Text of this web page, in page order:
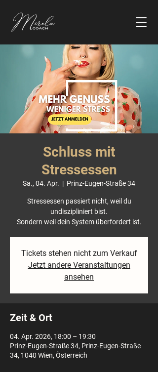
Schluss mit
Stressessen
Sa., 04. Apr.
  |
Prinz-Eugen-Straße 34
Stressessen passiert nicht, weil du
undiszipliniert bist.
Sondern weil dein System überfordert ist.
Tickets stehen nicht zum Verkauf
Jetzt andere Veranstaltungen
ansehen
Zeit & Ort
04. Apr. 2026, 18:00 – 19:30
Prinz-Eugen-Straße 34, Prinz-Eugen-Straße
34, 1040 Wien, Österreich